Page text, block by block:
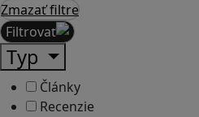
Zmazať filtre
Filtrovať
Typ
Články
Recenzie